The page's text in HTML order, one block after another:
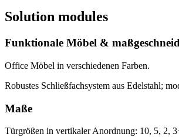
Solution modules
Funktionale Möbel &
Office Möbel in verschiedenen Farben.
Robustes Schließfachsystem aus Edelstahl;
Maße
Türgrößen in vertikaler Anordnung: 10, 5, 2,